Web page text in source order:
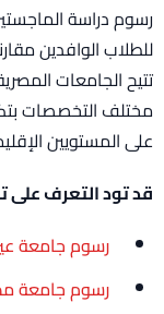
رسوم دراسة
للطلاب الوافدين
تتيح الجامعات
مختلف التخصصات
على المستويين
قد تود التعرف على
رسوم جامعة
رسوم جامعة